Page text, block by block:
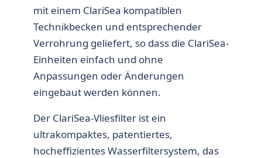
mit einem ClariSea kompatiblen
Technikbecken und entsprechender
Verrohrung geliefert, so dass die ClariSea-
Einheiten einfach und ohne
Anpassungen oder Änderungen
eingebaut werden können.
Der ClariSea-Vliesfilter ist ein
ultrakompaktes, patentiertes,
hocheffizientes Wasserfiltersystem, das